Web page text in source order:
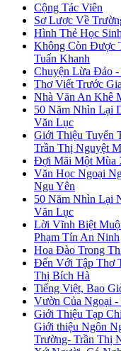
Cộng Tác Viên
Sơ Lược Về
Hình Thẻ Học
Không Còn Được
Tuấn Khanh
Chuyện Lừa Đảo
Thơ Viết Trước
Nhà Văn An Khê
50 Năm Nhìn Lại
Văn Lục
Giới Thiệu Tuyển
Trần Thị Nguyệt
Đợi Mãi Một Mùa
Văn Học Ngoại
Ngu Yên
50 Năm Nhìn Lại
Văn Lục
Lời Vĩnh Biệt
Phạm Tín An Ninh
Hoa Đào Trong
Đến Với Tập Thơ
Thị Bích Hà
Tiếng Việt, Bao
Vườn Của Ngoại
Giới Thiệu Tạp
Giới thiệu Ngôn
Trường- Trần Thị